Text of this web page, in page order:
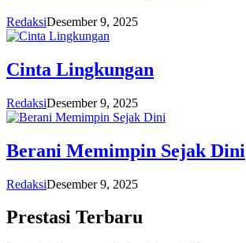
RedaksiDesember 9, 2025
Cinta Lingkungan
RedaksiDesember 9, 2025
Berani Memimpin Sejak Dini
RedaksiDesember 9, 2025
Prestasi Terbaru